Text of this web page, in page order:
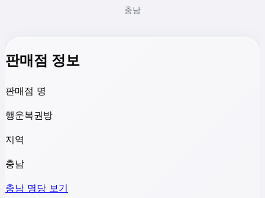
충남
판매점 정보
판매점 명
행운복권방
지역
충남
충남 명당 보기